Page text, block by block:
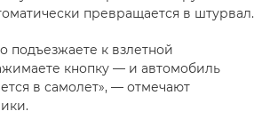
превращается в штурвал.
подъезжаете к взлетной
кнопку — и автомобиль
в самолет», — отмечают